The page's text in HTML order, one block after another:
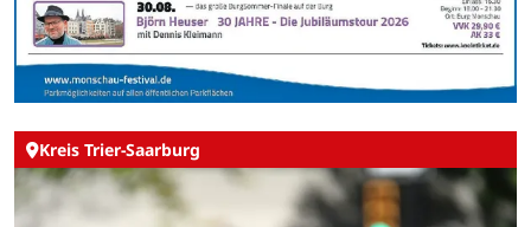
Kreis Trier-Saarburg